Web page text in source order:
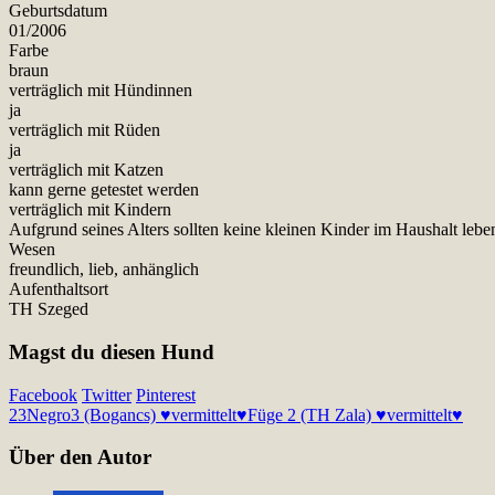
Geburtsdatum
01/2006
Farbe
braun
verträglich mit Hündinnen
ja
verträglich mit Rüden
ja
verträglich mit Katzen
kann gerne getestet werden
verträglich mit Kindern
Aufgrund seines Alters sollten keine kleinen Kinder im Haushalt
Wesen
freundlich, lieb, anhänglich
Aufenthaltsort
TH Szeged
Magst du diesen Hund
Facebook Twitter Pinterest
23Negro3 (Bogancs) ♥vermittelt♥Füge 2 (TH Zala) ♥vermittelt♥
Über den Autor